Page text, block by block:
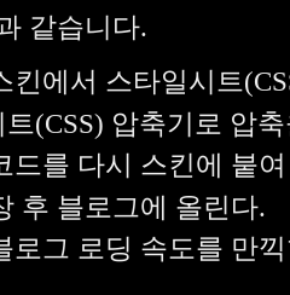
같습니다.
킨에서 스타일시트
(CSS) 압축기로 압
드를 다시 스킨에 붙
후 블로그에 올린다.
로그 로딩 속도를 만